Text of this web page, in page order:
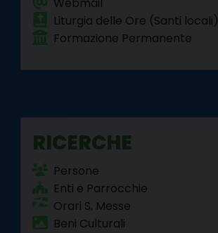
Liturgia delle Ore (Santi locali)
Formazione Permanente
RICERCHE
Persone
Enti e Parrocchie
Orari S. Messe
Beni Culturali